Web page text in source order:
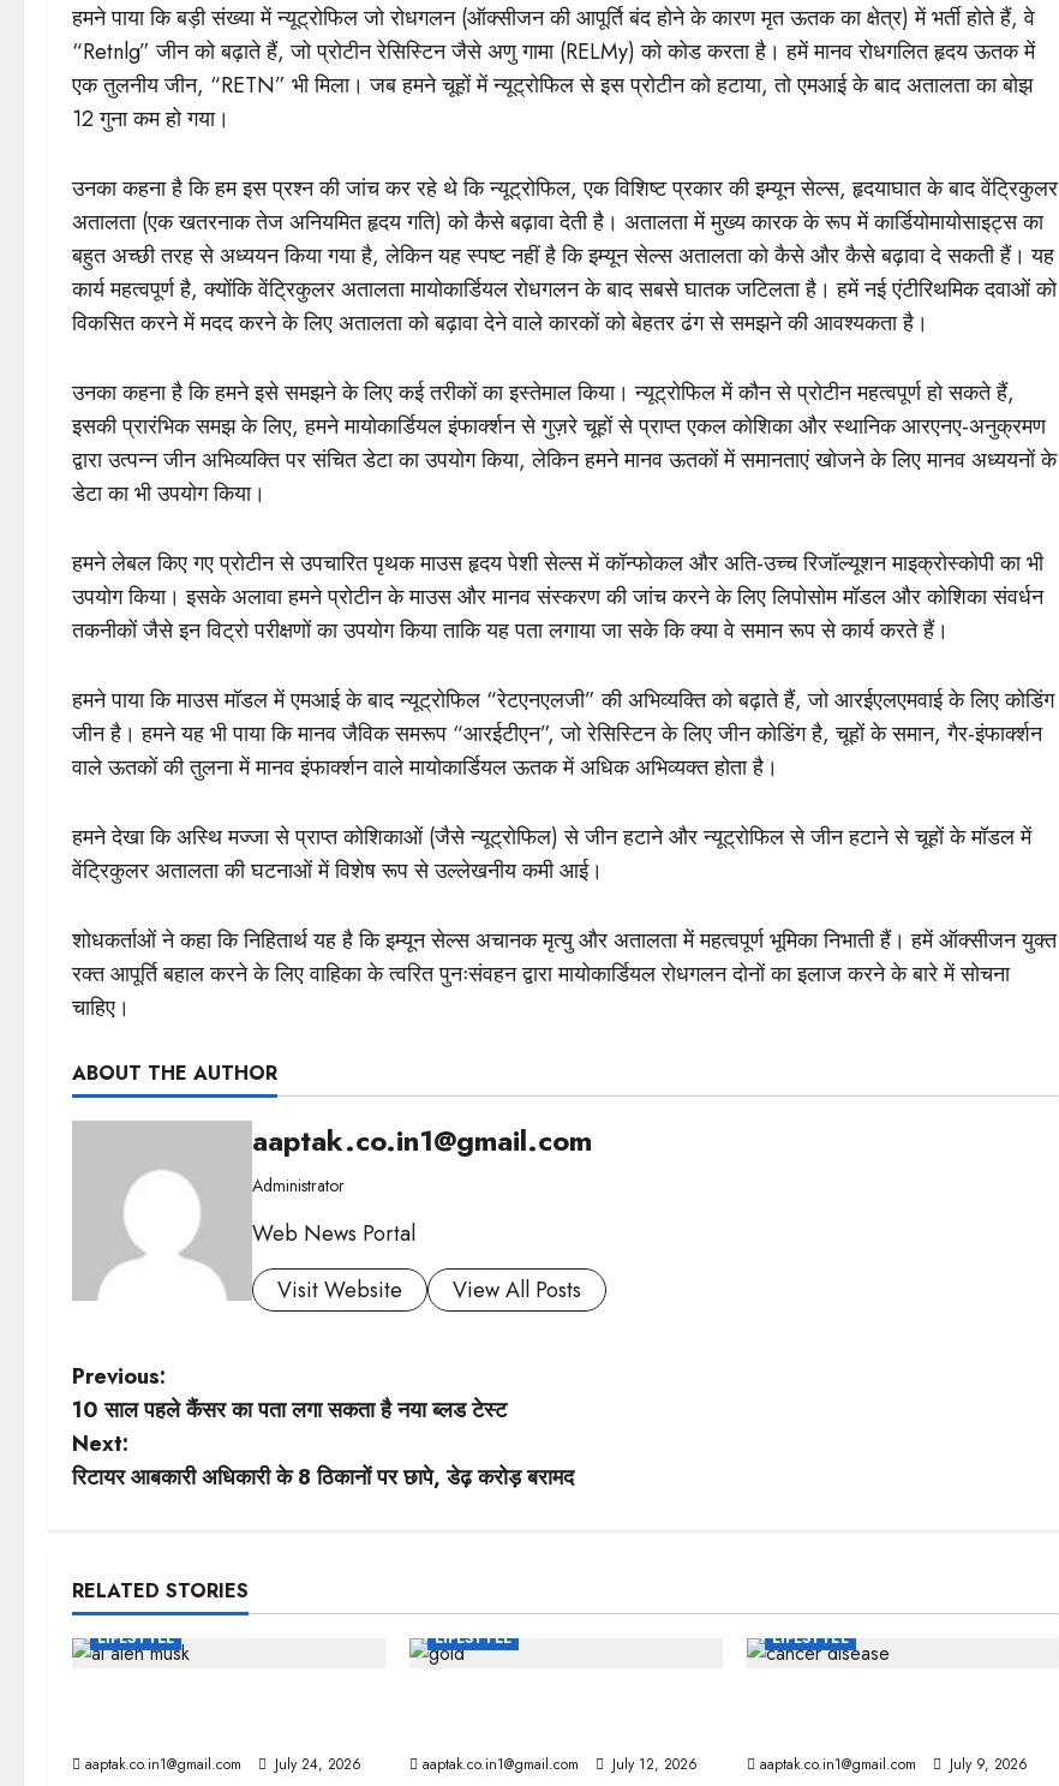
हमने पाया कि बड़ी संख्या में न्यूट्रोफिल जो रोधगलन (ऑक्सीजन की आपूर्ति बंद होने के कारण मृत ऊतक का क्षेत्र) में भर्ती होते हैं, वे
“Retnlg” जीन को बढ़ाते हैं, जो प्रोटीन रेसिस्टिन जैसे अणु गामा (RELMy) को कोड करता है। हमें मानव रोधगलित हृदय ऊतक में
एक तुलनीय जीन, “RETN” भी मिला। जब हमने चूहों में न्यूट्रोफिल से इस प्रोटीन को हटाया, तो एमआई के बाद अतालता का बोझ
12 गुना कम हो गया।
उनका कहना है कि हम इस प्रश्न की जांच कर रहे थे कि न्यूट्रोफिल, एक विशिष्ट प्रकार की इम्यून सेल्स, हृदयाघात के बाद वेंट्रिकुलर
अतालता (एक खतरनाक तेज अनियमित हृदय गति) को कैसे बढ़ावा देती है। अतालता में मुख्य कारक के रूप में कार्डियोमायोसाइट्स का
बहुत अच्छी तरह से अध्ययन किया गया है, लेकिन यह स्पष्ट नहीं है कि इम्यून सेल्स अतालता को कैसे और कैसे बढ़ावा दे सकती हैं। यह
कार्य महत्वपूर्ण है, क्योंकि वेंट्रिकुलर अतालता मायोकार्डियल रोधगलन के बाद सबसे घातक जटिलता है। हमें नई एंटीरिथमिक दवाओं को
विकसित करने में मदद करने के लिए अतालता को बढ़ावा देने वाले कारकों को बेहतर ढंग से समझने की आवश्यकता है।
उनका कहना है कि हमने इसे समझने के लिए कई तरीकों का इस्तेमाल किया। न्यूट्रोफिल में कौन से प्रोटीन महत्वपूर्ण हो सकते हैं,
इसकी प्रारंभिक समझ के लिए, हमने मायोकार्डियल इंफार्क्शन से गुज़रे चूहों से प्राप्त एकल कोशिका और स्थानिक आरएनए-अनुक्रमण
द्वारा उत्पन्न जीन अभिव्यक्ति पर संचित डेटा का उपयोग किया, लेकिन हमने मानव ऊतकों में समानताएं खोजने के लिए मानव अध्ययनों के
डेटा का भी उपयोग किया।
हमने लेबल किए गए प्रोटीन से उपचारित पृथक माउस हृदय पेशी सेल्स में कॉन्फोकल और अति-उच्च रिजॉल्यूशन माइक्रोस्कोपी का भी
उपयोग किया। इसके अलावा हमने प्रोटीन के माउस और मानव संस्करण की जांच करने के लिए लिपोसोम मॉडल और कोशिका संवर्धन
तकनीकों जैसे इन विट्रो परीक्षणों का उपयोग किया ताकि यह पता लगाया जा सके कि क्या वे समान रूप से कार्य करते हैं।
हमने पाया कि माउस मॉडल में एमआई के बाद न्यूट्रोफिल “रेटएनएलजी” की अभिव्यक्ति को बढ़ाते हैं, जो आरईएलएमवाई के लिए कोडिंग
जीन है। हमने यह भी पाया कि मानव जैविक समरूप “आरईटीएन”, जो रेसिस्टिन के लिए जीन कोडिंग है, चूहों के समान, गैर-इंफार्क्शन
वाले ऊतकों की तुलना में मानव इंफार्क्शन वाले मायोकार्डियल ऊतक में अधिक अभिव्यक्त होता है।
हमने देखा कि अस्थि मज्जा से प्राप्त कोशिकाओं (जैसे न्यूट्रोफिल) से जीन हटाने और न्यूट्रोफिल से जीन हटाने से चूहों के मॉडल में
वेंट्रिकुलर अतालता की घटनाओं में विशेष रूप से उल्लेखनीय कमी आई।
शोधकर्ताओं ने कहा कि निहितार्थ यह है कि इम्यून सेल्स अचानक मृत्यु और अतालता में महत्वपूर्ण भूमिका निभाती हैं। हमें ऑक्सीजन युक्त
रक्त आपूर्ति बहाल करने के लिए वाहिका के त्वरित पुनःसंवहन द्वारा मायोकार्डियल रोधगलन दोनों का इलाज करने के बारे में सोचना
चाहिए।
ABOUT THE AUTHOR
aaptak.co.in1@gmail.com
Administrator
Web News Portal
Visit Website
View All Posts
P
o
s
n
a
Previous:
10 साल पहले कैंसर का पता लगा सकता है नया ब्लड टेस्ट
Next:
रिटायर आबकारी अधिकारी के 8 ठिकानों पर छापे, डेढ़ करोड़ बरामद
RELATED STORIES
LIFESTYLE
aaptak.co.in1@gmail.com July 24, 2026
LIFESTYLE
aaptak.co.in1@gmail.com July 12, 2026
LIFESTYLE
aaptak.co.in1@gmail.com July 9, 2026